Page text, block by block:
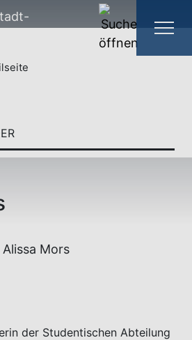
der Studentischen Abteilung